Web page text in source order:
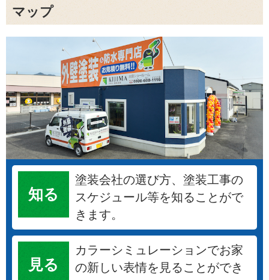
マップ
知る
塗装会社の選び方、塗装工事の
スケジュール等を知ることがで
きます。
見る
カラーシミュレーションでお家
の新しい表情を見ることができ